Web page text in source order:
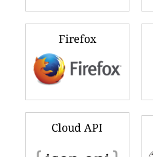
Firefox
Cloud API